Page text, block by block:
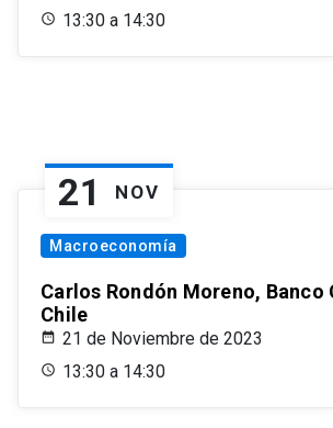
13:30 a 14:30
21 NOV
Macroeconomía
Carlos Rondón Moreno, Banco
Chile
21 de Noviembre de 2023
13:30 a 14:30